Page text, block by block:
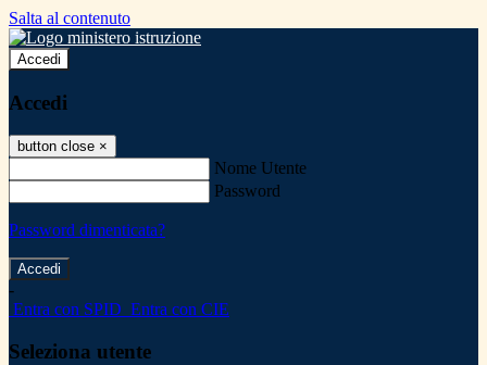
Salta al contenuto
Accedi
Accedi
button close ×
Nome Utente
Password
Password dimenticata?
-
Entra con SPID Entra con CIE
Seleziona utente